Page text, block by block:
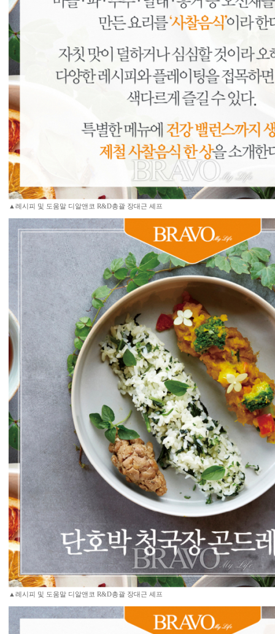
▲레시피 및 도움말 디알앤코 R&D총괄 장대근 셰프
▲레시피 및 도움말 디알앤코 R&D총괄 장대근 셰프